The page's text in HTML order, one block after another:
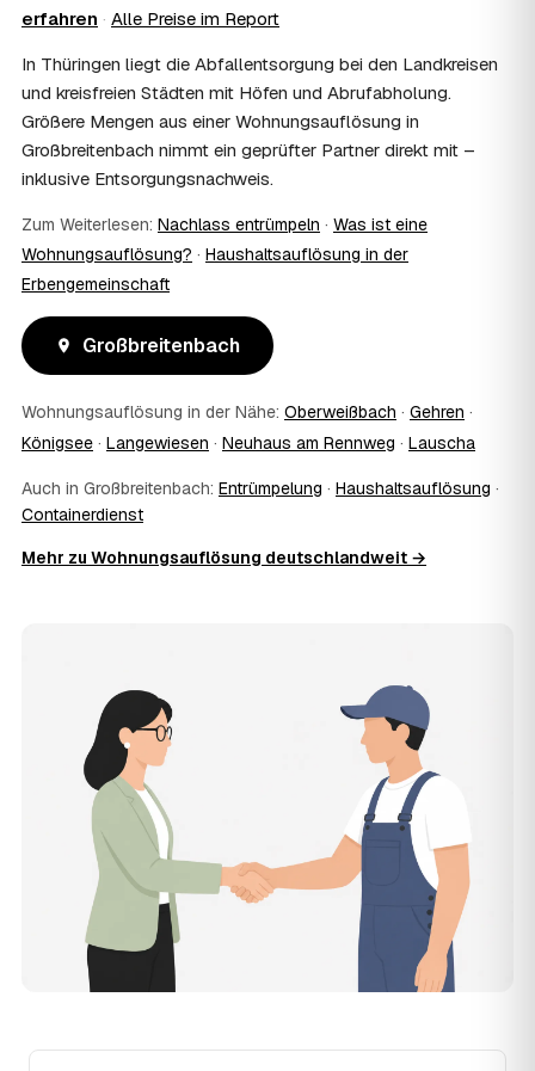
wenn Sie weiter entfernt wohnen. Sie können aber
persönliche Unterlagen vorab zu sichern.
10
Bekomme ich einen Entsorgungsnachweis?
Ja. Auf Wunsch erhalten Sie einen Entsorgungsnachweis
über die fachgerechte Verwertung — wichtig als Beleg
gegenüber Vermieter, Behörden oder für die
11
Was passiert mit dem Abfall?
Fachgerechte Entsorgung über zugelassene Höfe —
Wertstoffe werden recycelt oder gespendet, mit
12
Was kostet die Anfrage?
Die Anfrage ist kostenlos und unverbindlich. Sie
Großbreitenbach und entscheiden in Ruhe — bezahlt wird
nur die Leistung, die Sie tatsächlich beauftragen.
Wohnung in Großbreitenbach?
Für eine durchschnittliche Wohnung mit rund 65 m² liegen
die Kosten in Großbreitenbach bei etwa 1.820 €, das
entspricht rund 29,5 € je Quadratmeter. Möblierungsgrad,
Werden Wohnungsauflösungen in
Großbreitenbach teurer?
Seit 2021 verlief die Preisentwicklung in Großbreitenbach
steigend (+15 %), mit dem bisherigen Höchststand im Jahr
2023. Eine Prognose lässt sich daraus nicht ableiten,
aber wer frühzeitig anfragt, sichert sich das aktuelle
Preisniveau als Festpreis — unabhängig von der weiteren
Marktentwicklung.
Warum liegt die Preisspanne zwischen 880 und
2.700 € in Großbreitenbach?
Die Spanne ergibt sich vor allem aus Wohnfläche und
Möblierungsgrad: Eine kleine, kaum möblierte Wohnung
erfahren · Alle Preise im Report
In Thüringen liegt die Abfallentsorgung bei den Landkreisen
und kreisfreien Städten mit Höfen und Abrufabholung.
Größere Mengen aus einer Wohnungsauflösung in
Großbreitenbach nimmt ein geprüfter Partner direkt mit –
inklusive Entsorgungsnachweis.
Zum Weiterlesen: Nachlass entrümpeln · Was ist eine
Wohnungsauflösung? · Haushaltsauflösung in der
Erbengemeinschaft
Großbreitenbach
Wohnungsauflösung in der Nähe: Oberweißbach · Gehren ·
Königsee · Langewiesen · Neuhaus am Rennweg · Lauscha
Auch in Großbreitenbach: Entrümpelung · Haushaltsauflösung ·
Containerdienst
Mehr zu Wohnungsauflösung deutschlandweit →